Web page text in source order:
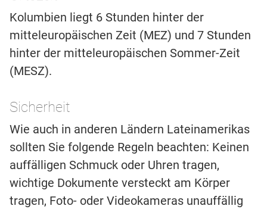
Kolumbien liegt 6 Stunden hinter der
mitteleuropäischen Zeit (MEZ) und 7 Stunden
hinter der mitteleuropäischen Sommer-Zeit
(MESZ).
Sicherheit
Wie auch in anderen Ländern Lateinamerikas
sollten Sie folgende Regeln beachten: Keinen
auffälligen Schmuck oder Uhren tragen,
wichtige Dokumente versteckt am Körper
tragen, Foto- oder Videokameras unauffällig